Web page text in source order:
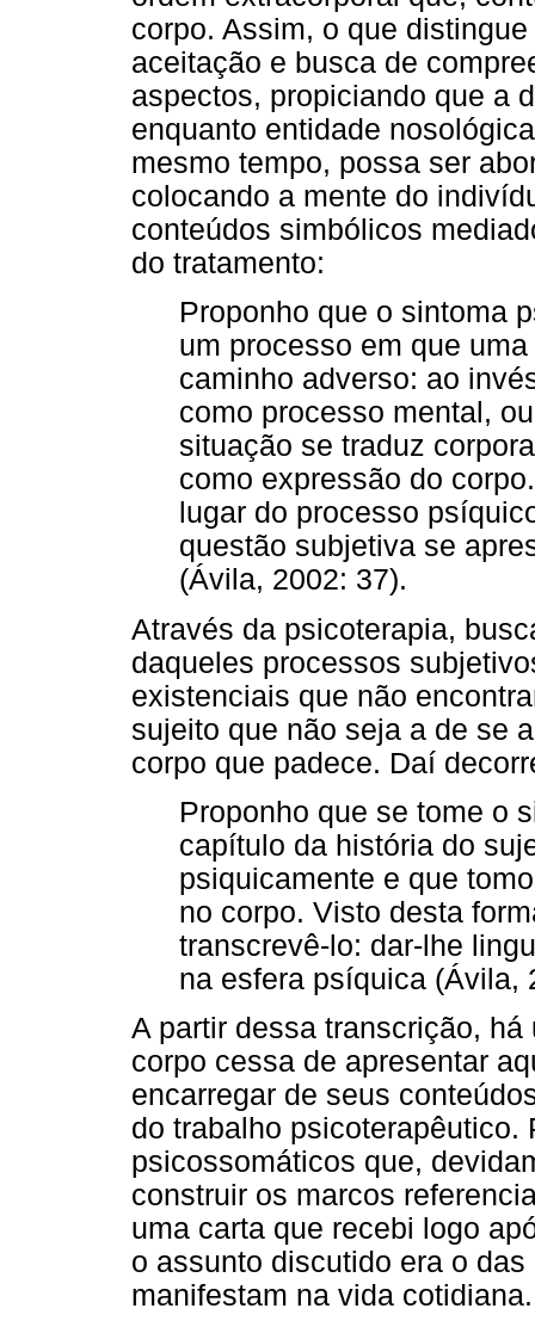
corpo. Assim, o que
aceitação e busca de
aspectos, propiciando que a
enquanto entidade
mesmo tempo, possa ser
colocando a mente do
conteúdos simbólicos
do tratamento:
Proponho que o sintoma
um processo em que
caminho adverso: ao
como processo mental,
situação se traduz
como expressão do
lugar do processo
questão subjetiva se
(Ávila, 2002: 37).
Através da psicoterapia,
daqueles processos
existenciais que não
sujeito que não seja a de se
corpo que padece. Daí
Proponho que se tome o
capítulo da história do
psiquicamente e que
no corpo. Visto desta
transcrevê-lo: dar-lhe
na esfera psíquica (Ávila,
A partir dessa transcrição,
corpo cessa de apresentar
encarregar de seus
do trabalho
psicossomáticos que,
construir os marcos
uma carta que recebi logo
o assunto discutido era o
manifestam na vida